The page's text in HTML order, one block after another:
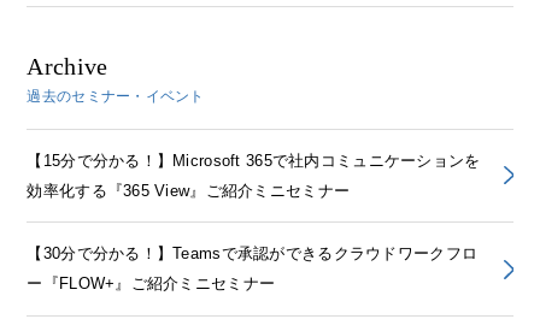
Archive
過去のセミナー・イベント
【15分で分かる！】Microsoft 365で社内コミュニケーションを
効率化する『365 View』ご紹介ミニセミナー
【30分で分かる！】Teamsで承認ができるクラウドワークフロ
ー『FLOW+』ご紹介ミニセミナー